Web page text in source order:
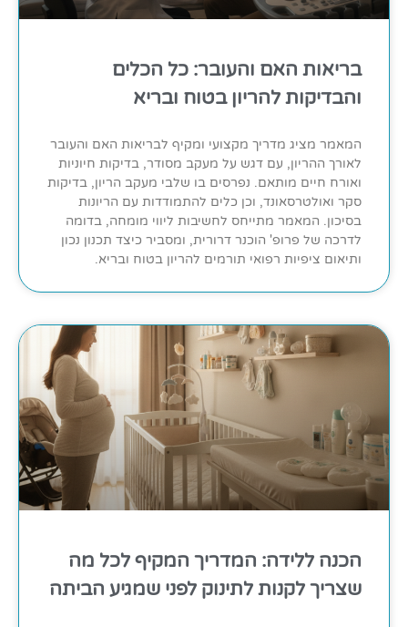
בריאות האם והעובר: כל הכלים
והבדיקות להריון בטוח ובריא
המאמר מציג מדריך מקצועי ומקיף לבריאות האם והעובר
לאורך ההריון, עם דגש על מעקב מסודר, בדיקות חיוניות
ואורח חיים מותאם. נפרסים בו שלבי מעקב הריון, בדיקות
סקר ואולטרסאונד, וכן כלים להתמודדות עם הריונות
בסיכון. המאמר מתייחס לחשיבות ליווי מומחה, בדומה
לדרכה של פרופ' הוכנר דרורית, ומסביר כיצד תכנון נכון
ותיאום ציפיות רפואי תורמים להריון בטוח ובריא.
הכנה ללידה: המדריך המקיף לכל מה
שצריך לקנות לתינוק לפני שמגיע הביתה